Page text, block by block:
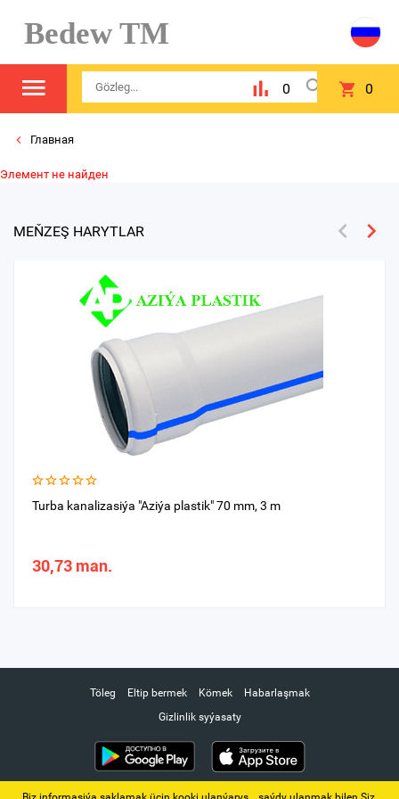
Bedew TM
0 0
Главная
Элемент не найден
MEŇZEŞ HARYTLAR
Turba kanalizasiýa "Aziýa plastik" 70 mm, 3 m
30,73 man.
Töleg Eltip bermek Kömek
Habarlaşmak
Gizlinlik syýasaty